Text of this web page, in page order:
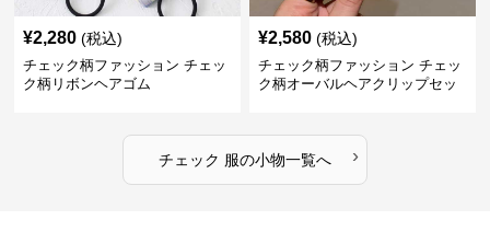
¥2,280 (税込)
チェック柄ファッション チェッ
ク柄リボンヘアゴム
¥2,580 (税込)
チェック柄ファッション チェッ
ク柄オーバルヘアクリップセッ
チェック 服の小物一覧へ ›